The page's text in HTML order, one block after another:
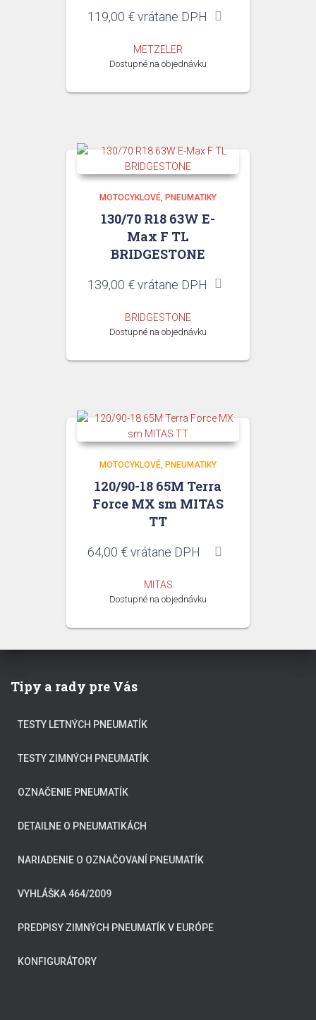
119,00 €vrátane DPH
METZELER
Dostupné na objednávku
MOTOCYKLOVÉ PNEUMATIKY
130/70 R18 63W E-
Max F TL
BRIDGESTONE
139,00 €vrátane DPH
BRIDGESTONE
Dostupné na objednávku
MOTOCYKLOVÉ PNEUMATIKY
120/90-18 65M Terra
Force MX sm MITAS
TT
64,00 €vrátane DPH
MITAS
Dostupné na objednávku
Tipy a rady pre Vás
TESTY LETNÝCH PNEUMATÍK
TESTY ZIMNÝCH PNEUMATÍK
OZNAČENIE PNEUMATÍK
DETAILNE O PNEUMATIKÁCH
NARIADENIE O OZNAČOVANÍ PNEUMATÍK
VYHLÁŠKA 464/2009
PREDPISY ZIMNÝCH PNEUMATÍK V EURÓPE
KONFIGURÁTORY